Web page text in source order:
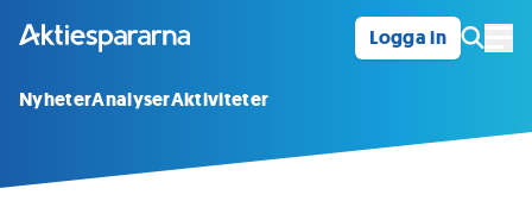
Logga in
NyheterAnalyserAktiviteter